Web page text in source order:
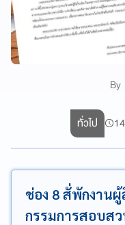
By
ทั่วไป
ช่อง 8 สั่พักงาน
กรรมการสอบส